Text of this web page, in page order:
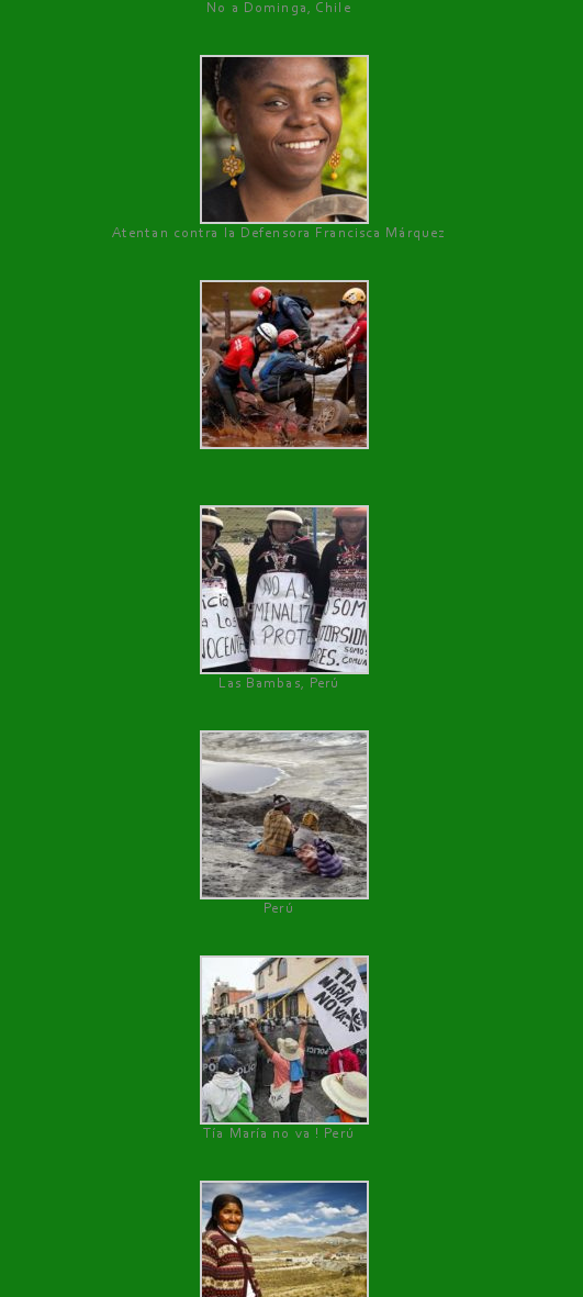
No a Dominga, Chile
Atentan contra la Defensora Francisca Márquez
Las Bambas, Perú
Perú
Tía María no va ! Perú